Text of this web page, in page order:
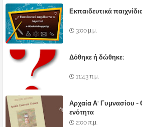
Εκπαιδευτικά
3:00 μ.μ.
Δόθηκε ή δώθηκε;
11:43 π.μ.
Αρχαία Α' Γυμνασίου -
ενότητα
2:00 π.μ.